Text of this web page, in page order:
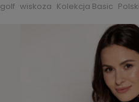
golf wiskoza Kolekcja Basic